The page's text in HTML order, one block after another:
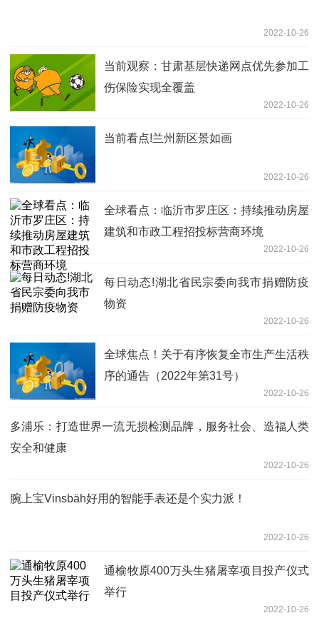
2022-10-26
当前观察：甘肃基层快递网点优先参加工
伤保险实现全覆盖
2022-10-26
当前看点!兰州新区景如画
2022-10-26
全球看点：临沂市罗庄区：持续推动房屋
建筑和市政工程招投标营商环境
2022-10-26
每日动态!湖北省民宗委向我市捐赠防疫
物资
2022-10-26
全球焦点！关于有序恢复全市生产生活秩
序的通告（2022年第31号）
2022-10-26
多浦乐：打造世界一流无损检测品牌，服务社会、造福人类
安全和健康
2022-10-26
腕上宝Vinsbäh好用的智能手表还是个实力派！
2022-10-26
通榆牧原400万头生猪屠宰项目投产仪式
举行
2022-10-26